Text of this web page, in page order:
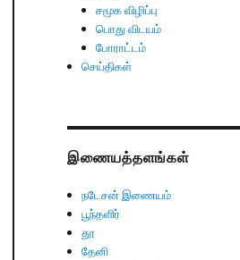
சமூக விழிப்பு
பொது விடயம்
போராட்டம்
செய்திகள்
இணையத்தளங்கள்
நடேசன் இணையம்
பூந்தளிர்
தூ
தேனி